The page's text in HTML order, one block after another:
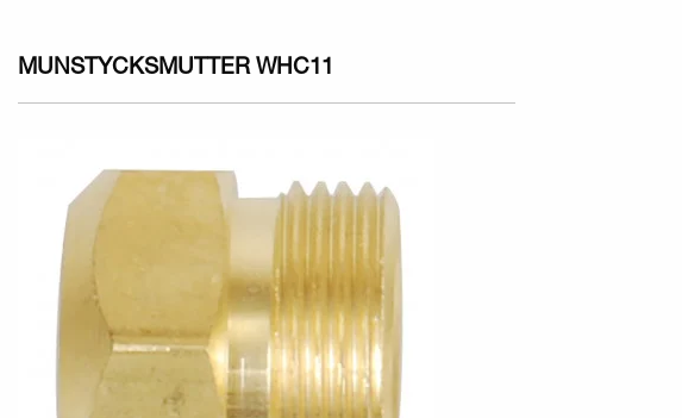
MUNSTYCKSMUTTER WHC11